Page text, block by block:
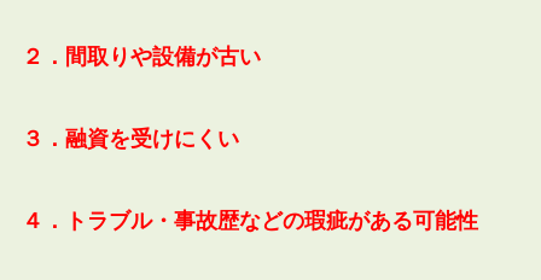
２．間取りや設備が古い
３．融資を受けにくい
４．トラブル・事故歴などの瑕疵がある可能性